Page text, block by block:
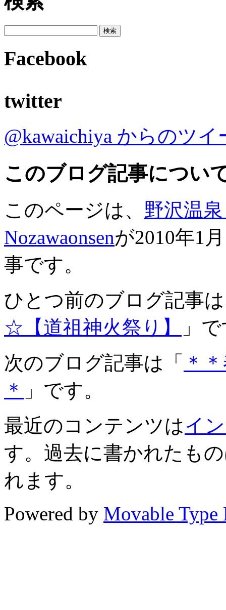
Facebook
twitter
@kawaichiya からのツイ
このブログ記事につい
このページは、 野沢温
Nozawaonsenが2010年1
事です。
ひとつ前のブログ記事
☆【道祖神火祭り】
」
次のブログ記事は「 ＊
＊
」です。
最近のコンテンツはイ
す。過去に書かれたも
れます。
Powered by Movable Type